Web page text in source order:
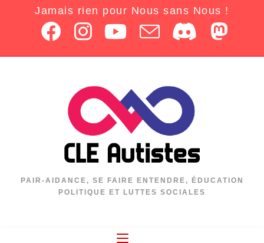
Jamais rien pour Nous sans Nous !
PAIR-AIDANCE, SE FAIRE ENTENDRE, ÉDUCATION
POLITIQUE ET LUTTES SOCIALES